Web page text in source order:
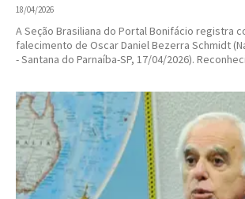
18/04/2026
A Seção Brasiliana do Portal Bonifácio registra
falecimento de Oscar Daniel Bezerra Schmidt
- Santana do Parnaíba-SP, 17/04/2026).